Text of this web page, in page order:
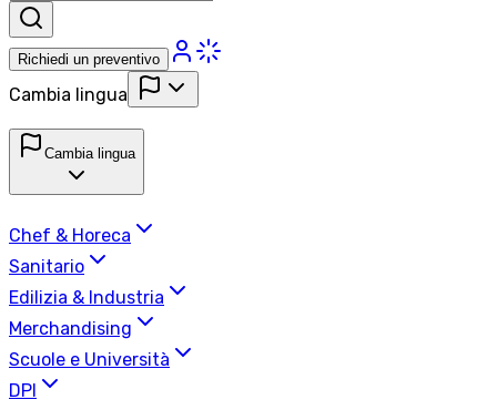
Richiedi un preventivo
Cambia lingua
Cambia lingua
Chef & Horeca
Sanitario
Edilizia & Industria
Merchandising
Scuole e Università
DPI